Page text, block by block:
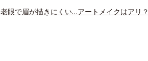
老眼で眉が描きにくい…アートメイクはアリ？